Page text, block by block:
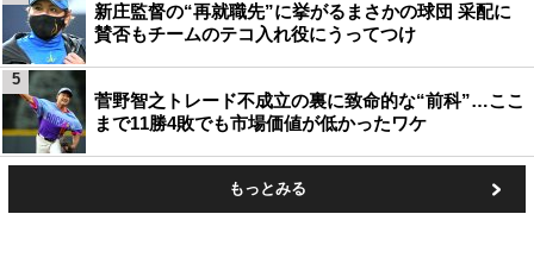
新庄監督の“再就職先”に挙がるまさかの球団 采配に
賛否もチームのテコ入れ役にうってつけ
菅野智之トレード不成立の裏に致命的な“前科”…ここ
まで11勝4敗でも市場価値が低かったワケ
5
もっとみる